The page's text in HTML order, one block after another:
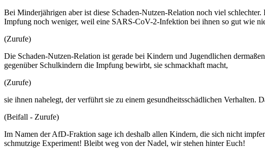
Bei Minderjährigen aber ist diese Schaden-Nutzen-Relation noch viel
Impfung noch weniger, weil eine SARS-CoV-2-Infektion bei ihnen so gut wie
(Zurufe)
Die Schaden-Nutzen-Relation ist gerade bei Kindern und Jugendlichen
gegenüber Schulkindern die Impfung bewirbt, sie schmackhaft macht,
(Zurufe)
sie ihnen nahelegt, der verführt sie zu einem gesundheitsschädlichen
(Beifall - Zurufe)
Im Namen der AfD-Fraktion sage ich deshalb allen Kindern, die sich nicht
schmutzige Experiment! Bleibt weg von der Nadel, wir stehen hinter Euch!